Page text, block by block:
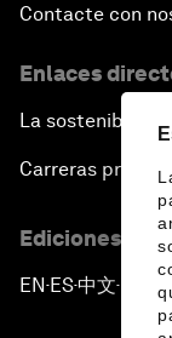
Contacte con
Enlaces
La sostenibilidad
Carreras
Ediciones en
EN ▪ES▪中文▪ 日本